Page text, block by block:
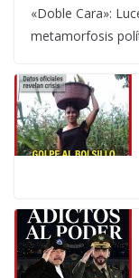
«Doble Cara»:
metamorfosis